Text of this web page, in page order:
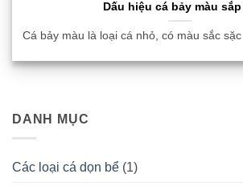
DANH MỤC
Các loại cá dọn bể (1)
Dấu hiệu cá bảy màu
Cá bảy màu là loại cá nhỏ, có màu sắc